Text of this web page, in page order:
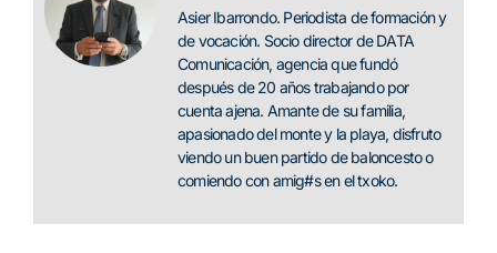
Asier Ibarrondo. Periodista de formación y
de vocación. Socio director de DATA
Comunicación, agencia que fundó
después de 20 años trabajando por
cuenta ajena. Amante de su familia,
apasionado del monte y la playa, disfruto
viendo un buen partido de baloncesto o
comiendo con amig#s en el txoko.